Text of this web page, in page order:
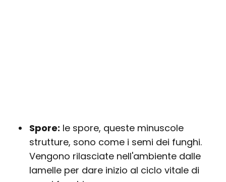
Spore: le spore, queste minuscole
strutture, sono come i semi dei funghi.
Vengono rilasciate nell'ambiente dalle
lamelle per dare inizio al ciclo vitale di